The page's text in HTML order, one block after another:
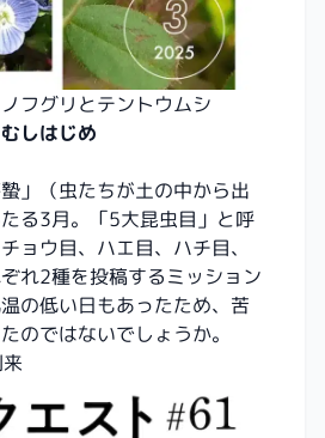
フグリとテントウムシ
むしはじめ
」（虫たちが土の中から出
る3月。「5大昆虫目」と呼
ョウ目、ハエ目、ハチ目、
れ2種を投稿するミッション
の低い日もあったため、苦
のではないでしょうか。